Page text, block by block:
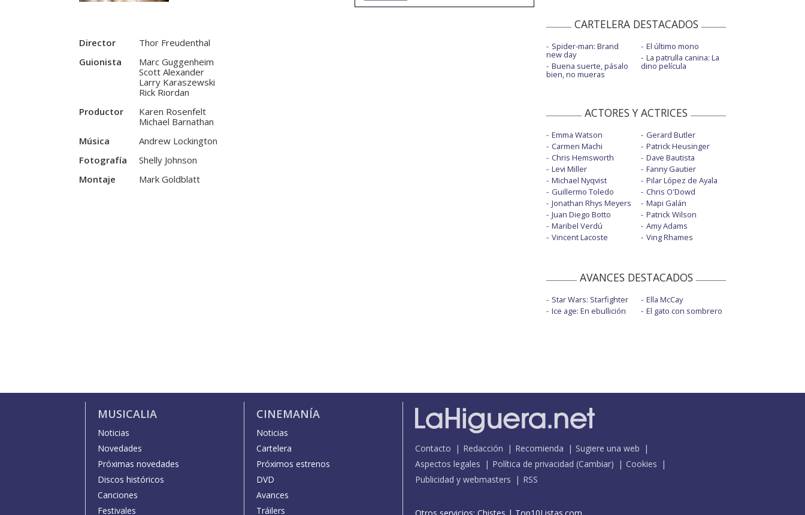
Director
Thor Freudenthal
Guionista
Marc Guggenheim
Scott Alexander
Larry Karaszewski
Rick Riordan
Productor
Karen Rosenfelt
Michael Barnathan
Música
Andrew Lockington
Fotografía
Shelly Johnson
Montaje
Mark Goldblatt
CARTELERA DESTACADOS
Spider-man: Brand
new day
Buena suerte, pásalo
bien, no mueras
El último mono
La patrulla canina: La
dino película
ACTORES Y ACTRICES
Emma Watson
Carmen Machi
Chris Hemsworth
Levi Miller
Michael Nyqvist
Guillermo Toledo
Jonathan Rhys Meyers
Juan Diego Botto
Maribel Verdú
Vincent Lacoste
Gerard Butler
Patrick Heusinger
Dave Bautista
Fanny Gautier
Pilar López de Ayala
Chris O'Dowd
Mapi Galán
Patrick Wilson
Amy Adams
Ving Rhames
AVANCES DESTACADOS
Star Wars: Starfighter
Ice age: En ebullición
Ella McCay
El gato con sombrero
MUSICALIA
Noticias
Novedades
Próximas novedades
Discos históricos
Canciones
Festivales
CINEMANÍA
Noticias
Cartelera
Próximos estrenos
DVD
Avances
Tráilers
Contacto Redacción Recomienda
Sugiere una web
Aspectos legales
Política de privacidad (Cambiar)
Cookies
Publicidad y webmasters
RSS